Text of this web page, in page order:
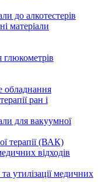
до алкотестерів
матеріали
обладнання
ран і
для вакуумної
терапії (ВАК)
відходів
утилізації медичних